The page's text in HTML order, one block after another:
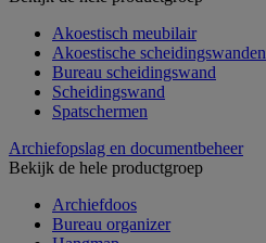
Akoestisch meubilair
Akoestische scheidingswanden
Bureau scheidingswand
Scheidingswand
Spatschermen
Archiefopslag en documentbeheer
Bekijk de hele productgroep
Archiefdoos
Bureau organizer